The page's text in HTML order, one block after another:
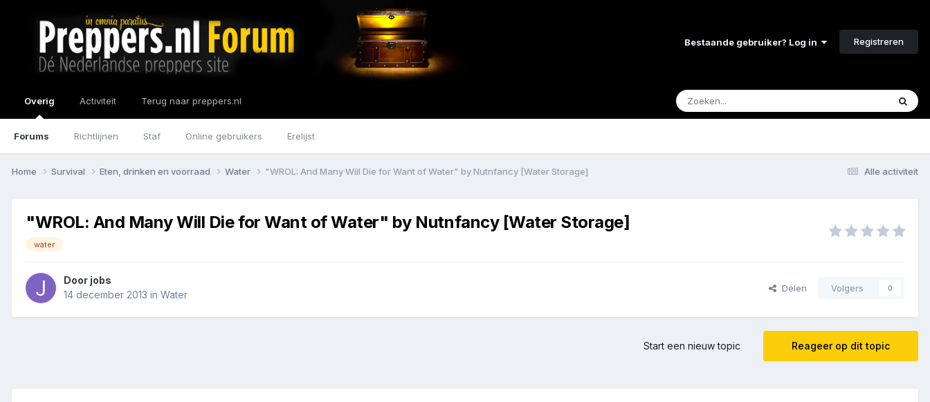
Bestaande gebruiker? Log in Registreren
Overig
Forums Richtlijnen Staf Online gebruikers Erelijst
Activiteit Terug naar preppers.nl
Alle activiteit
Home Survival Eten, drinken en voorraad Water "WROL: And Many Will Die for Want of Water" by Nutnfancy [Water Storage]
"WROL: And Many Will Die for Want of Water" by Nutnfancy [Water Storage]
water
Door jobs
14 december 2013 in Water
Delen Volgers 0
Reageer op dit topic
Start een nieuw topic